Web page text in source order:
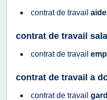
contratde travail aide
contrat de travail
contratde travail
contrat de travail a
contratde travail